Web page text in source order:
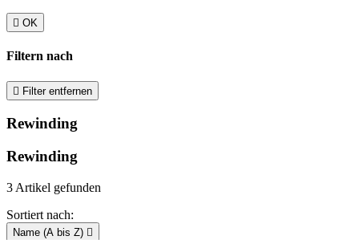
 OK
Filtern nach
 Filter entfernen
Rewinding
Rewinding
3 Artikel gefunden
Sortiert nach:
Name (A bis Z) 